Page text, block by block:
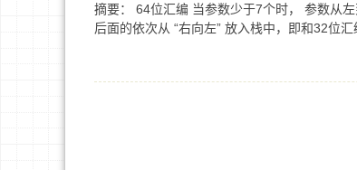
摘要： 64位汇编 当参数少于7个时， 参数从
后面的依次从 “右向左” 放入栈中，即和32位